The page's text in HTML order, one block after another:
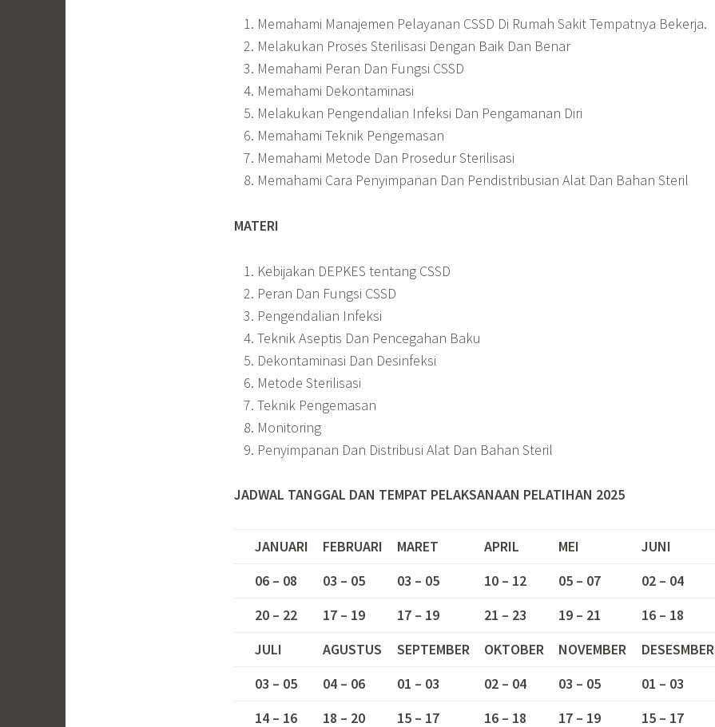
Memahami Manajemen Pelayanan CSSD Di Rumah Sakit Tempatnya Bekerja.
Melakukan Proses Sterilisasi Dengan Baik Dan Benar
Memahami Peran Dan Fungsi CSSD
Memahami Dekontaminasi
Melakukan Pengendalian Infeksi Dan Pengamanan Diri
Memahami Teknik Pengemasan
Memahami Metode Dan Prosedur Sterilisasi
Memahami Cara Penyimpanan Dan Pendistribusian Alat Dan Bahan Steril
MATERI
Kebijakan DEPKES tentang CSSD
Peran Dan Fungsi CSSD
Pengendalian Infeksi
Teknik Aseptis Dan Pencegahan Baku
Dekontaminasi Dan Desinfeksi
Metode Sterilisasi
Teknik Pengemasan
Monitoring
Penyimpanan Dan Distribusi Alat Dan Bahan Steril
JADWAL TANGGAL DAN TEMPAT PELAKSANAAN PELATIHAN 2025
JANUARI FEBRUARI MARET APRIL MEI
JUNI
06 – 08
03 – 05 03 – 05 10 – 12 05 – 07
02 – 04
20 – 22
17 – 19 17 – 19 21 – 23 19 – 21
16 – 18
JULI
AGUSTUS SEPTEMBER OKTOBER NOVEMBER
DESESMBER
03 – 05
04 – 06 01 – 03 02 – 04 03 – 05
01 – 03
14 – 16
18 – 20 15 – 17 16 – 18 17 – 19 15 – 17